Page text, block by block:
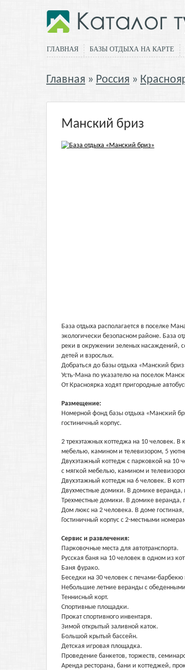
ГЛАВНАЯ БАЗЫ ОТДЫХА НА КАРТЕ
Главная Россия
Манский бриз
База отдыха располагается в поселке
экологически безопасном районе. База
реки в окружении зеленых насаждений,
детей и взрослых.
Добраться до базы отдыха «Манский
Усть-Мана по указателю на поселок
От Красноярка ходят пригородные
Размещение:
Номерной фонд базы отдыха «Манский
гостиничный корпус.
2 трехэтажных коттеджа на 10 человек. В
мебелью, камином и телевизором, 5
Двухэтажный коттедж с парковкой на 10
с мягкой мебелью, камином и
Двухэтажный коттедж на 6 человек. В
Двухместные домики. В домике веранда,
Трехместные домики. В домике веранда,
Дом люкс на 2 человека. В доме гостиная,
Гостиничный корпус с 2-местными
Сервис и развлечения:
Парковочные места для автотранспорта.
Русская баня на 10 человек в одном из
Баня фурако.
Беседки на 30 человек с печами-барбекю
Небольшие летние веранды с
Теннисный корт.
Спортивные площадки.
Прокат спортивного инвентаря.
Зимой открытый заливной каток.
Большой крытый бассейн.
Детская игровая площадка.
Проведение банкетов, торжеств,
Аренда ресторана, бани и коттеджей,